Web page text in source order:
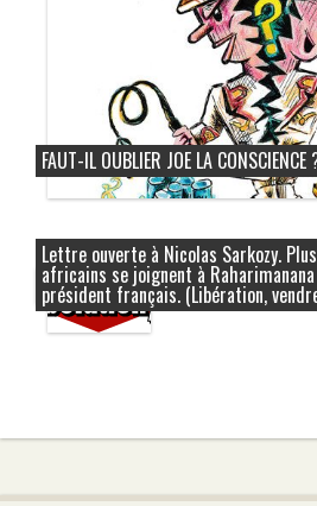
FAUT-IL OUBLIER JOE LA CONSCIENCE
13 août 2007
Lettre ouverte à Nicolas Sarkozy.
africains se joignent à
président français. (Libération,